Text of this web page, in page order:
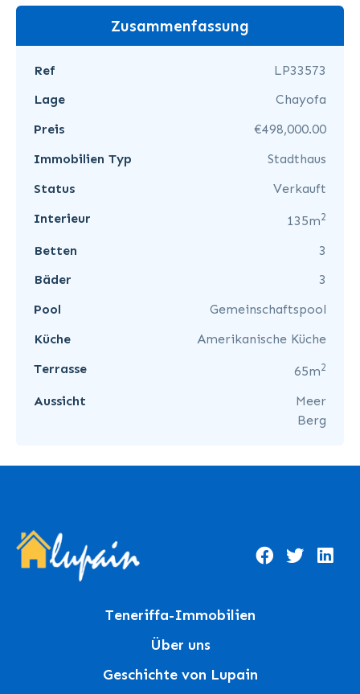
Zusammenfassung
Ref
LP33573
Lage
Chayofa
Preis
€498,000.00
Immobilien Typ
Stadthaus
Status
Verkauft
Interieur
135m2
Betten
3
Bäder
3
Pool
Gemeinschaftspool
Küche
Amerikanische Küche
Terrasse
65m2
Aussicht
Meer
Berg
Teneriffa-Immobilien
Über uns
Geschichte von Lupain